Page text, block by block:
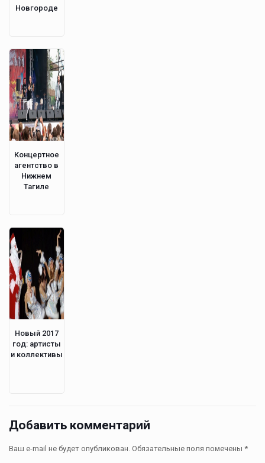
Новгороде
Концертное
агентство в
Нижнем
Тагиле
Новый 2017
год: артисты
и коллективы
Добавить комментарий
Ваш e-mail не будет опубликован. Обязательные поля помечены *